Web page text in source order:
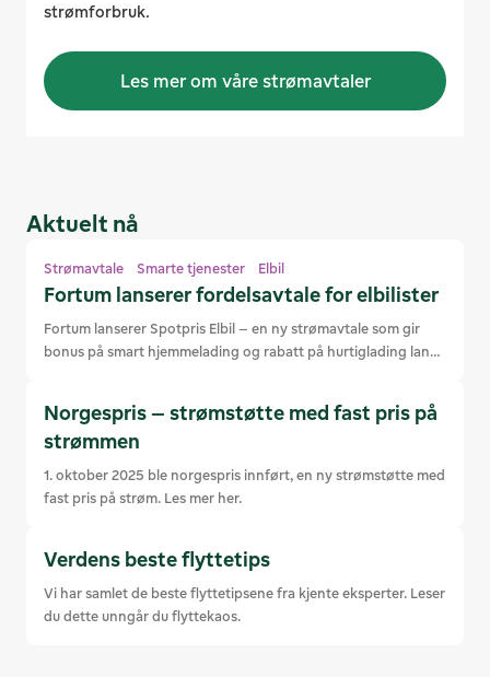
strømforbruk.
Les mer om våre strømavtaler
Aktuelt nå
Strømavtale Smarte tjenester Elbil
Fortum lanserer fordelsavtale for elbilister
Fortum lanserer Spotpris Elbil – en ny strømavtale som gir
bonus på smart hjemmelading og rabatt på hurtiglading langs
Norgespris – strømstøtte med fast pris på
strømmen
1. oktober 2025 ble norgespris innført, en ny strømstøtte med
fast pris på strøm. Les mer her.
Verdens beste flyttetips
Vi har samlet de beste flyttetipsene fra kjente eksperter. Leser